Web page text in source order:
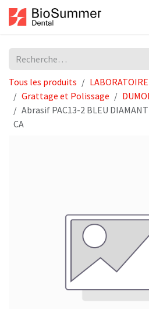
Se rendre au contenu
Tous les produits LABORATOIRE
Grattage et Polissage
Abrasif PAC13-2 BLEU
CA